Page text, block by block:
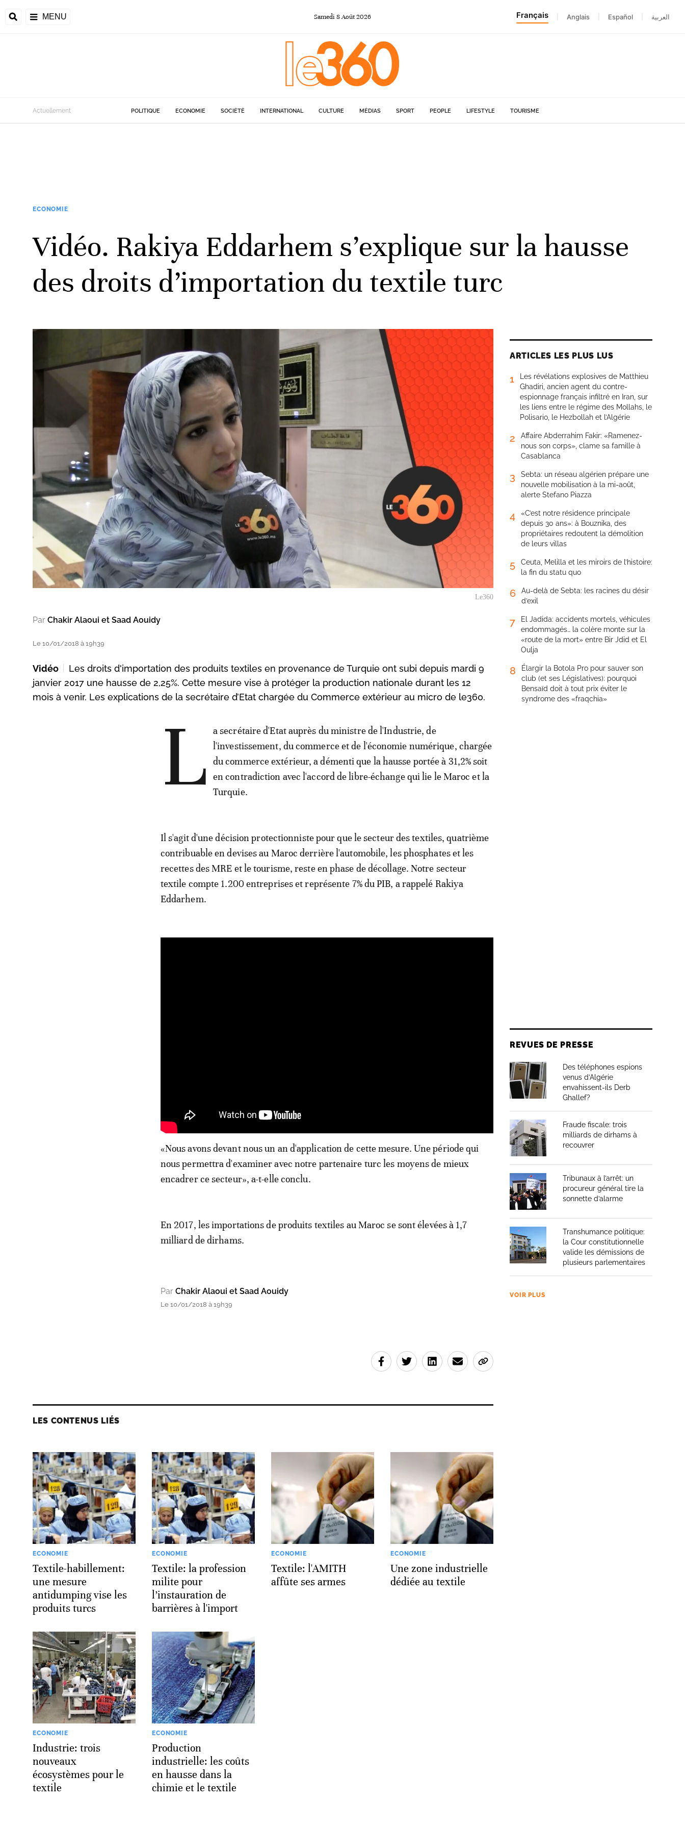
MENU Samedi 8Août2026 Français Anglais Español العربية
Actuellement POLITIQUE ECONOMIE SOCIÉTÉ INTERNATIONAL CULTURE MÉDIAS SPORT PEOPLE LIFESTYLE TOURISME
ECONOMIE
Vidéo. Rakiya Eddarhem s’explique sur la hausse
des droits d’importation du textile turc
Le360
Par Chakir Alaoui et Saad Aouidy
Le 10/01/2018 à 19h39
Vidéo
Les droits d'importation des produits textiles en provenance de Turquie ont subi depuis mardi 9
janvier 2017 une hausse de 2,25%. Cette mesure vise à protéger la production nationale durant les 12
mois à venir. Les explications de la secrétaire d’Etat chargée du Commerce extérieur au micro de le360.
L
a secrétaire d'Etat auprès du ministre de l'Industrie, de
l'investissement, du commerce et de l'économie numérique, chargée
du commerce extérieur, a démenti que la hausse portée à 31,2% soit
en contradiction avec l'accord de libre-échange qui lie le Maroc et la
Turquie.
Il s'agit d'une décision protectionniste pour que le secteur des textiles, quatrième
contribuable en devises au Maroc derrière l'automobile, les phosphates et les
recettes des MRE et le tourisme, reste en phase de décollage. Notre secteur
textile compte 1.200 entreprises et représente 7% du PIB, a rappelé Rakiya
Eddarhem.
«Nous avons devant nous un an d'application de cette mesure. Une période qui
nous permettra d'examiner avec notre partenaire turc les moyens de mieux
encadrer ce secteur», a-t-elle conclu.
En 2017, les importations de produits textiles au Maroc se sont élevées à 1,7
milliard de dirhams.
Par Chakir Alaoui et Saad Aouidy
Le 10/01/2018 à 19h39
LES CONTENUS LIÉS
ECONOMIE
Textile-habillement:
une mesure
antidumping vise les
produits turcs
ECONOMIE
Textile: la profession
milite pour
l’instauration de
barrières à l'import
ECONOMIE
Textile: l'AMITH
affûte ses armes
ECONOMIE
Une zone industrielle
dédiée au textile
ECONOMIE
Industrie: trois
nouveaux
écosystèmes pour le
textile
ECONOMIE
Production
industrielle: les coûts
en hausse dans la
chimie et le textile
ARTICLES LES PLUS LUS
1
Les révélations explosives de Matthieu
Ghadiri, ancien agent du contre-
espionnage français infiltré en Iran, sur
les liens entre le régime des Mollahs, le
Polisario, le Hezbollah et l’Algérie
2
Affaire Abderrahim Fakir: «Ramenez-
nous son corps», clame sa famille à
Casablanca
3
Sebta: un réseau algérien prépare une
nouvelle mobilisation à la mi-août,
alerte Stefano Piazza
4
«C’est notre résidence principale
depuis 30 ans»: à Bouznika, des
propriétaires redoutent la démolition
de leurs villas
5
Ceuta, Melilla et les miroirs de l’histoire:
la fin du statu quo
6
Au-delà de Sebta: les racines du désir
d’exil
7
El Jadida: accidents mortels, véhicules
endommagés… la colère monte sur la
«route de la mort» entre Bir Jdid et El
Oulja
8
Élargir la Botola Pro pour sauver son
club (et ses Législatives): pourquoi
Bensaïd doit à tout prix éviter le
syndrome des «fraqchia»
REVUES DE PRESSE
Des téléphones espions
venus d’Algérie
envahissent-ils Derb
Ghallef?
Fraude fiscale: trois
milliards de dirhams à
recouvrer
Tribunaux à l’arrêt: un
procureur général tire la
sonnette d’alarme
Transhumance politique:
la Cour constitutionnelle
valide les démissions de
plusieurs parlementaires
VOIR PLUS